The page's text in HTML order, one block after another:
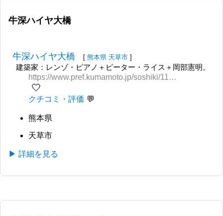
牛深ハイヤ大橋
牛深ハイヤ大橋 [ 熊本県 天草市 ]
建築家：レンゾ・ピアノ＋ピーター・ライス＋岡部憲明。
https://www.pref.kumamoto.jp/soshiki/115/4606.html
🤍
クチコミ・評価
熊本県
天草市
▶ 詳細を見る